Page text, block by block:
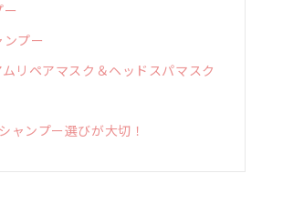
プー
リペアマスク＆ヘッドスパマスク
ャンプー選びが大切！